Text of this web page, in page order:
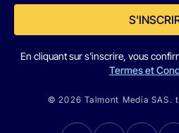
En cliquant sur s'inscrire, vous
Termes et
© 2026 Talmont Media SAS.